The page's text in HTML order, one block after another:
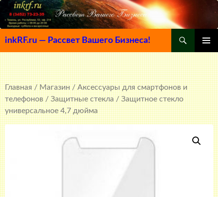
inkRF.ru — Рассвет Вашего Бизнеса!
МЕНЮ
К
СОДЕРЖИМОМУ
Главная/Магазин/Аксессуары для смартфонов и
телефонов/Защитные стекла/ Защитное стекло
универсальное 4,7 дюйма